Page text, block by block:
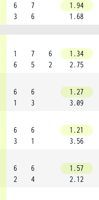
6
3
7
6
1.94
1.68
1
6
7
5
6
2
1.34
2.75
6
1
6
3
1.27
3.09
6
3
6
1
1.21
3.56
6
2
6
4
1.57
2.12